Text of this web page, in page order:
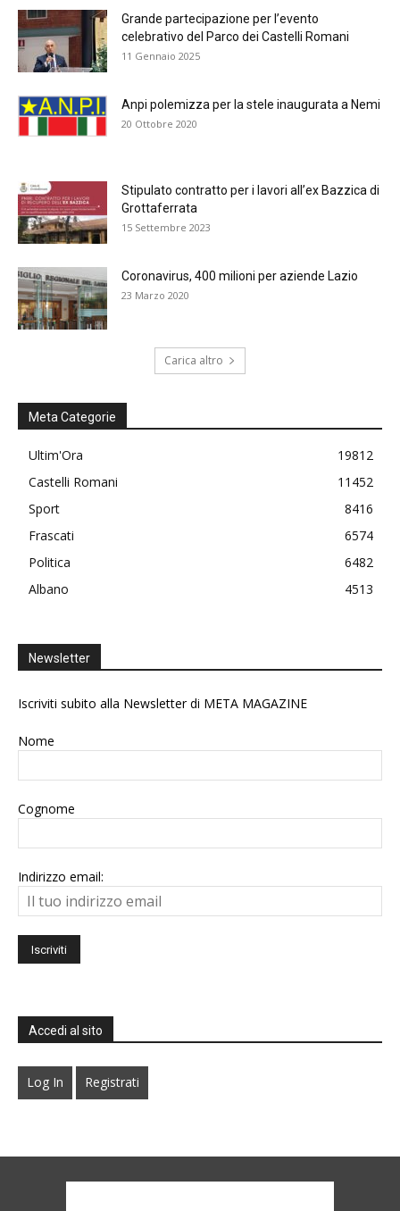
Grande partecipazione per l’evento
celebrativo del Parco dei Castelli Romani
11 Gennaio 2025
Anpi polemizza per la stele inaugurata a Nemi
20 Ottobre 2020
Stipulato contratto per i lavori all’ex Bazzica di
Grottaferrata
15 Settembre 2023
Coronavirus, 400 milioni per aziende Lazio
23 Marzo 2020
Carica altro
Meta Categorie
Ultim'Ora
19812
Castelli Romani
11452
Sport
8416
Frascati
6574
Politica
6482
Albano
4513
Newsletter
Iscriviti subito alla Newsletter di META MAGAZINE
Nome
Cognome
Indirizzo email:
Accedi al sito
Log In Registrati